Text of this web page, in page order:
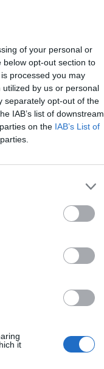
of your personal or
opt-out section to
processed you may
by us or personal
separately opt-out of the
IAB’s list of downstream
on the IAB’s List of
it
e